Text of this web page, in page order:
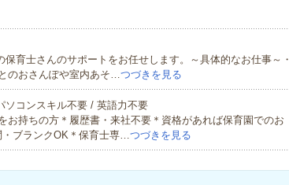
保育士さんのサポートをお任せします。～具体的なお仕事～・
のおさんぽや室内あそ…つづきを見る
コンスキル不要 / 英語力不要
お持ちの方＊履歴書・来社不要＊資格があれば保育園でのお
ブランクOK＊保育士専…つづきを見る